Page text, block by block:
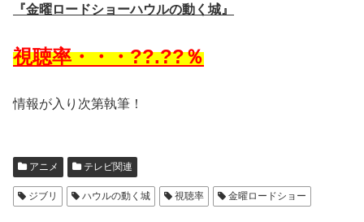
『金曜ロードショーハウルの動く城』
視聴率・・・??.??％
情報が入り次第執筆！
アニメ テレビ関連
ジブリ ハウルの動く城 視聴率 金曜ロードショー